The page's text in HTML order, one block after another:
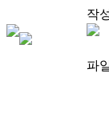
작
파